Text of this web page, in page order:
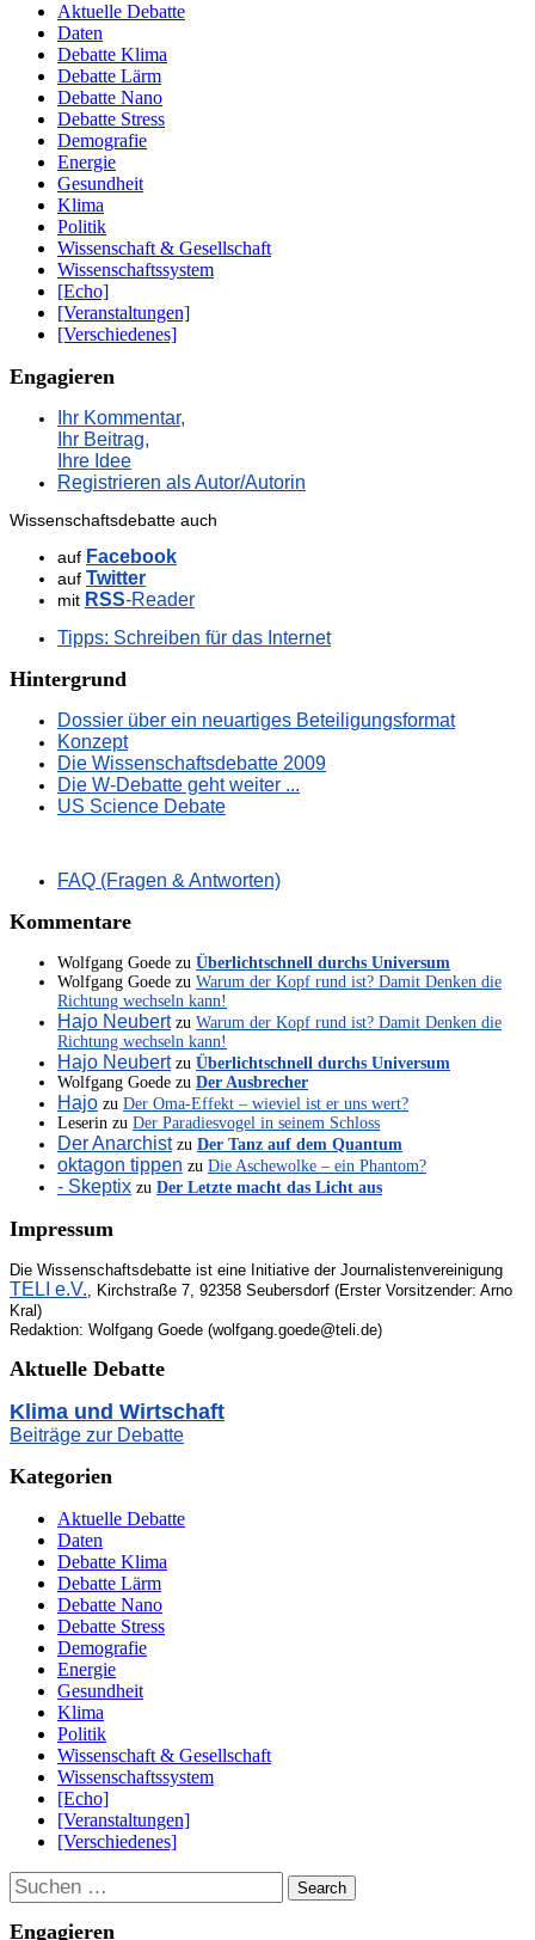
Aktuelle Debatte
Daten
Debatte Klima
Debatte Lärm
Debatte Nano
Debatte Stress
Demografie
Energie
Gesundheit
Klima
Politik
Wissenschaft & Gesellschaft
Wissenschaftssystem
[Echo]
[Veranstaltungen]
[Verschiedenes]
Engagieren
Ihr Kommentar,
Ihr Beitrag,
Ihre Idee
Registrieren als Autor/Autorin
Wissenschaftsdebatte auch
auf Facebook
auf Twitter
mit RSS-Reader
Tipps: Schreiben für das Internet
Hintergrund
Dossier über ein neuartiges Beteiligungsformat
Konzept
Die Wissenschaftsdebatte 2009
Die W-Debatte geht weiter ...
US Science Debate
FAQ (Fragen & Antworten)
Kommentare
Wolfgang Goede zu Überlichtschnell durchs Universum
Wolfgang Goede zu Warum der Kopf rund ist? Damit Denken die
Richtung wechseln kann!
Hajo Neubertzu Warum der Kopf rund ist? Damit Denken die
Richtung wechseln kann!
Hajo Neubertzu Überlichtschnell durchs Universum
Wolfgang Goede zu Der Ausbrecher
Hajo zu Der Oma-Effekt – wieviel ist er uns wert?
Leserin zu Der Paradiesvogel in seinem Schloss
Der Anarchistzu Der Tanz auf dem Quantum
oktagon tippen zu Die Aschewolke – ein Phantom?
- Skeptix zu Der Letzte macht das Licht aus
Impressum
Die Wissenschaftsdebatte ist eine Initiative der Journalistenvereinigung
TELI e.V. , Kirchstraße 7, 92358 Seubersdorf (Erster Vorsitzender: Arno
Kral)
Redaktion: Wolfgang Goede (wolfgang.goede@teli.de)
Aktuelle Debatte
Klima und Wirtschaft
Beiträge zur Debatte
Kategorien
Aktuelle Debatte
Daten
Debatte Klima
Debatte Lärm
Debatte Nano
Debatte Stress
Demografie
Energie
Gesundheit
Klima
Politik
Wissenschaft & Gesellschaft
Wissenschaftssystem
[Echo]
[Veranstaltungen]
[Verschiedenes]
Suchen
Engagieren